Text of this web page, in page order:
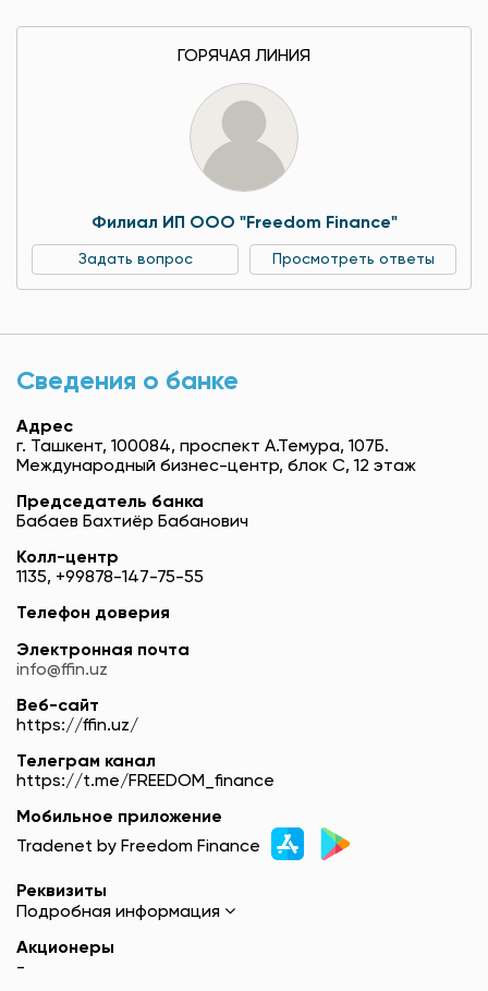
ГОРЯЧАЯ ЛИНИЯ
Филиал ИП ООО "Freedom Finance"
Задать вопрос Просмотреть ответы
Сведения о банке
Адрес
г. Ташкент, 100084, проспект А.Темура, 107Б.
Международный бизнес-центр, блок С, 12 этаж
Председатель банка
Бабаев Бахтиёр Бабанович
Колл-центр
1135, +99878-147-75-55
Телефон доверия
Электронная почта
info@ffin.uz
Веб-сайт
https://ffin.uz/
Телеграм канал
https://t.me/FREEDOM_finance
Мобильное приложение
Tradenet by Freedom Finance
Реквизиты
Подробная информация
Акционеры
-